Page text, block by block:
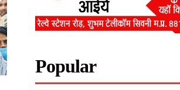
Popular